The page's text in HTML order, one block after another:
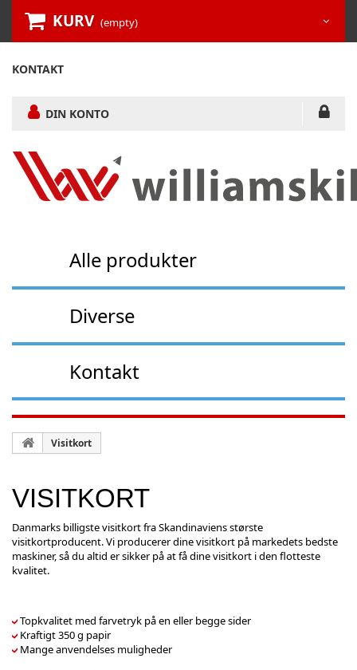
KURV (empty)
KONTAKT
DIN KONTO
Alle produkter
Diverse
Kontakt
Visitkort
VISITKORT
Danmarks billigste visitkort fra Skandinaviens største
visitkortproducent. Vi producerer dine visitkort på markedets bedste
maskiner, så du altid er sikker på at få dine visitkort i den flotteste
kvalitet.
Topkvalitet med farvetryk på en eller begge sider
Kraftigt 350 g papir
Mange anvendelses muligheder